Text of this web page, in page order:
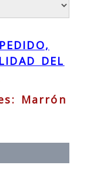
DEL
Marrón